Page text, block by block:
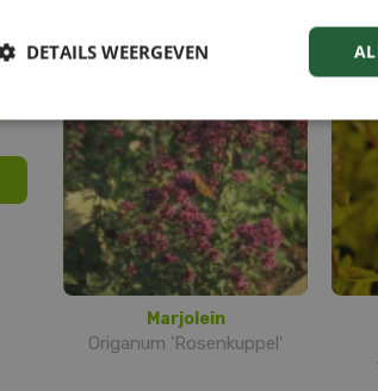
Marjolein
Origanum 'Rosenkuppel'
DETAILS WEERGEVEN